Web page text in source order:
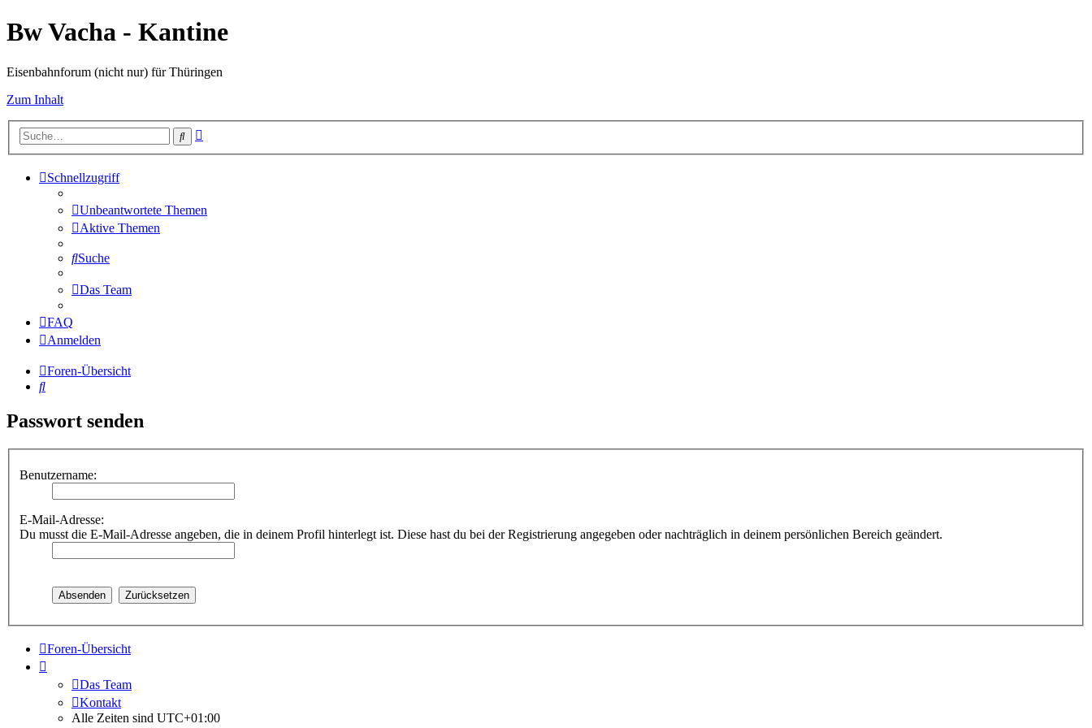
Bw Vacha - Kantine
Eisenbahnforum (nicht nur) für Thüringen
Zum Inhalt
Suche
Schnellzugriff
Unbeantwortete Themen
Aktive Themen
Suche
Das Team
FAQ
Anmelden
Foren-Übersicht
Suche
Passwort senden
Benutzername:
E-Mail-Adresse:
Du musst die E-Mail-Adresse angeben, die in deinem Profil hinterlegt ist. Diese hast du bei der Registrierung angegeben oder nachträglich in deinem persönlichen Bereich geändert.
Foren-Übersicht
Das Team
Kontakt
Alle Zeiten sind UTC+01:00